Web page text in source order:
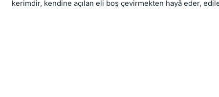
kerimdir, kendine açılan eli boş çevirmekten hayâ eder,